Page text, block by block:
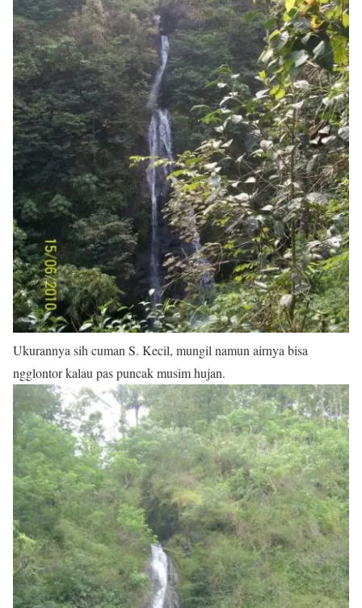
Ukurannya sih cuman S. Kecil, mungil namun airnya bisa
ngglontor kalau pas puncak musim hujan.